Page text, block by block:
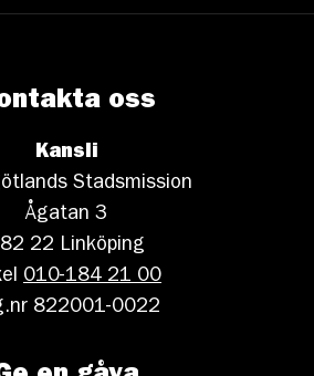
oss
Kansli
Stadsmission
Ågatan 3
22 Linköping
010-184 21 00
822001-0022